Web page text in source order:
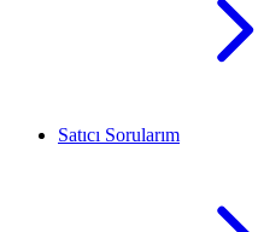
Satıcı Sorularım